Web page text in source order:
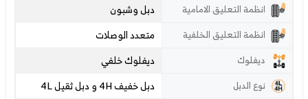
انظمة التعليق الامامية دبل وشبون
انظمة التعليق الخلفية متعدد الوصلات
ديفلوك ديفلوك خلفي
نوع الدبل دبل خفيف 4H و دبل ثقيل 4L